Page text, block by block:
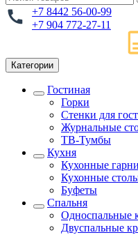
+7 8442 56-00-99
+7 904 772-27-11
Категории
Гостиная
Горки
Стенки для
Журнальные
TВ-Тумбы
Кухня
Кухонные
Кухонные
Буфеты
Спальня
Односпальные
Двуспальные